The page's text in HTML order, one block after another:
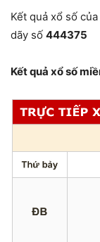
Kết quả xổ số
dãy số 444375
Kết quả xổ số